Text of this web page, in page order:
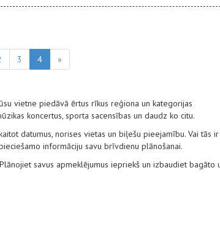
3 4 »
vietne piedāvā ērtus rīkus reģiona un kategorijas
koncertus, sporta sacensības un daudz ko citu.
datumus, norises vietas un biļešu pieejamību. Vai tās ir
informāciju savu brīvdienu plānošanai.
savus apmeklējumus iepriekš un izbaudiet bagāto